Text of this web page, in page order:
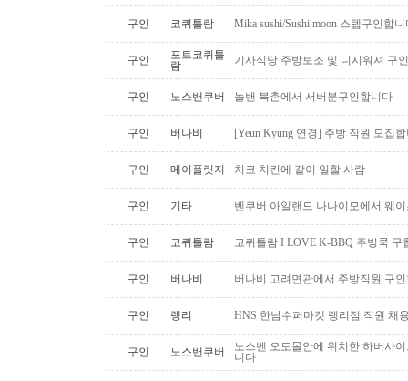
구인 코퀴틀람 Mika sushi/Sushi moon 스텝구인합
구인
포트코퀴틀
람
기사식당 주방보조 및 디시워셔 구
구인 노스밴쿠버 놀밴 북촌에서 서버분구인합니다
구인 버나비 [Yeun Kyung 연경] 주방 직원 모집
구인 메이플릿지 치코 치킨에 같이 일할 사람
구인 기타 벤쿠버 아일랜드 나나이모에서 웨
구인 코퀴틀람 코퀴틀람 I LOVE K-BBQ 주빙쿡 구
구인 버나비 버나비 고려면관에서 주방직원 구
구인 랭리 HNS 한남수퍼마켓 랭리점 직원 채
구인 노스밴쿠버
노스벤 오토몰안에 위치한 하버사
니다